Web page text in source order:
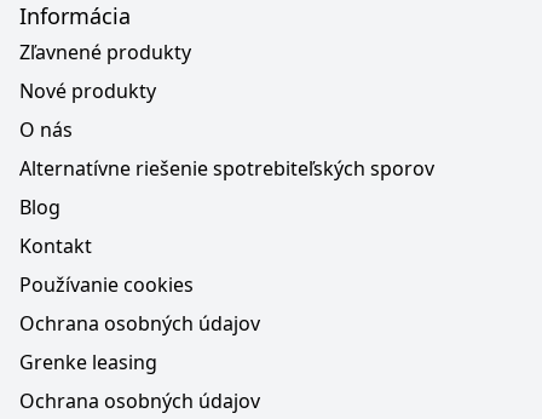
Informácia
Zľavnené produkty
Nové produkty
O nás
Alternatívne riešenie spotrebiteľských sporov
Blog
Kontakt
Používanie cookies
Ochrana osobných údajov
Grenke leasing
Ochrana osobných údajov